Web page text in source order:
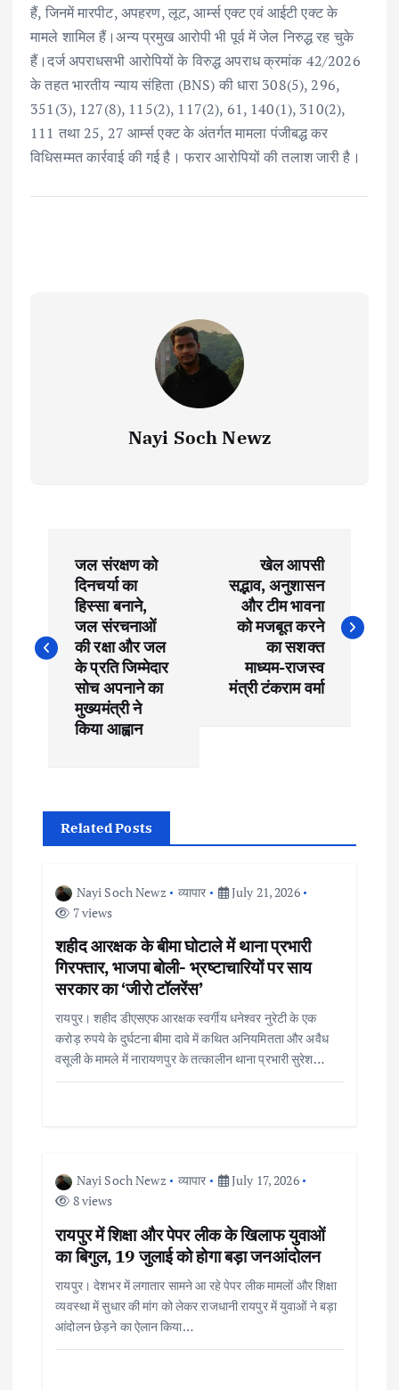
हैं, जिनमें मारपीट, अपहरण, लूट, आर्म्स एक्ट एवं आईटी एक्ट के
मामले शामिल हैं।अन्य प्रमुख आरोपी भी पूर्व में जेल निरुद्ध रह चुके
हैं।दर्ज अपराधसभी आरोपियों के विरुद्ध अपराध क्रमांक 42/2026
के तहत भारतीय न्याय संहिता (BNS) की धारा 308(5), 296,
351(3), 127(8), 115(2), 117(2), 61, 140(1), 310(2),
111 तथा 25, 27 आर्म्स एक्ट के अंतर्गत मामला पंजीबद्ध कर
विधिसम्मत कार्रवाई की गई है। फरार आरोपियों की तलाश जारी है।
Nayi Soch Newz
s
v
जल संरक्षण को
दिनचर्या का
हिस्सा बनाने,
जल संरचनाओं
की रक्षा और जल
के प्रति जिम्मेदार
सोच अपनाने का
मुख्यमंत्री ने
किया आह्वान
खेल आपसी
सद्भाव, अनुशासन
और टीम भावना
को मजबूत करने
का सशक्त
माध्यम-राजस्व
मंत्री टंकराम वर्मा
Related Posts
Nayi Soch Newz व्यापार
July 21, 2026
7 views
शहीद आरक्षक के बीमा घोटाले में थाना प्रभारी
गिरफ्तार, भाजपा बोली- भ्रष्टाचारियों पर साय
सरकार का ‘जीरो टॉलरेंस’
रायपुर। शहीद डीएसएफ आरक्षक स्वर्गीय धनेश्वर नुरेटी के एक
करोड़ रुपये के दुर्घटना बीमा दावे में कथित अनियमितता और अवैध
वसूली के मामले में नारायणपुर के तत्कालीन थाना प्रभारी सुरेश…
Nayi Soch Newz व्यापार
July 17, 2026
8 views
रायपुर में शिक्षा और पेपर लीक के खिलाफ युवाओं
का बिगुल, 19 जुलाई को होगा बड़ा जनआंदोलन
रायपुर। देशभर में लगातार सामने आ रहे पेपर लीक मामलों और शिक्षा
व्यवस्था में सुधार की मांग को लेकर राजधानी रायपुर में युवाओं ने बड़ा
आंदोलन छेड़ने का ऐलान किया…